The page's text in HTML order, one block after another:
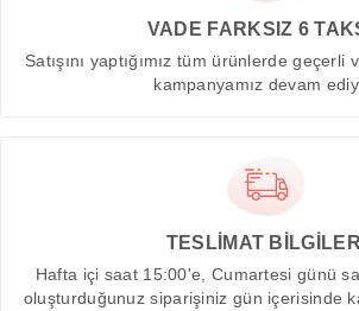
VADE FARKSIZ 6
Satışını yaptığımız tüm ürünlerde geçerli
kampanyamız devam
TESLİMAT BİLGİLERİ
Hafta içi saat 15:00'e, Cumartesi günü
oluşturduğunuz siparişiniz gün içerisinde